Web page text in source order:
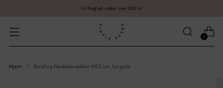
Fri fragt på ordrer over 600 kr.
0
Hjem Serafina Nøddeknækker H23 cm. lys guld